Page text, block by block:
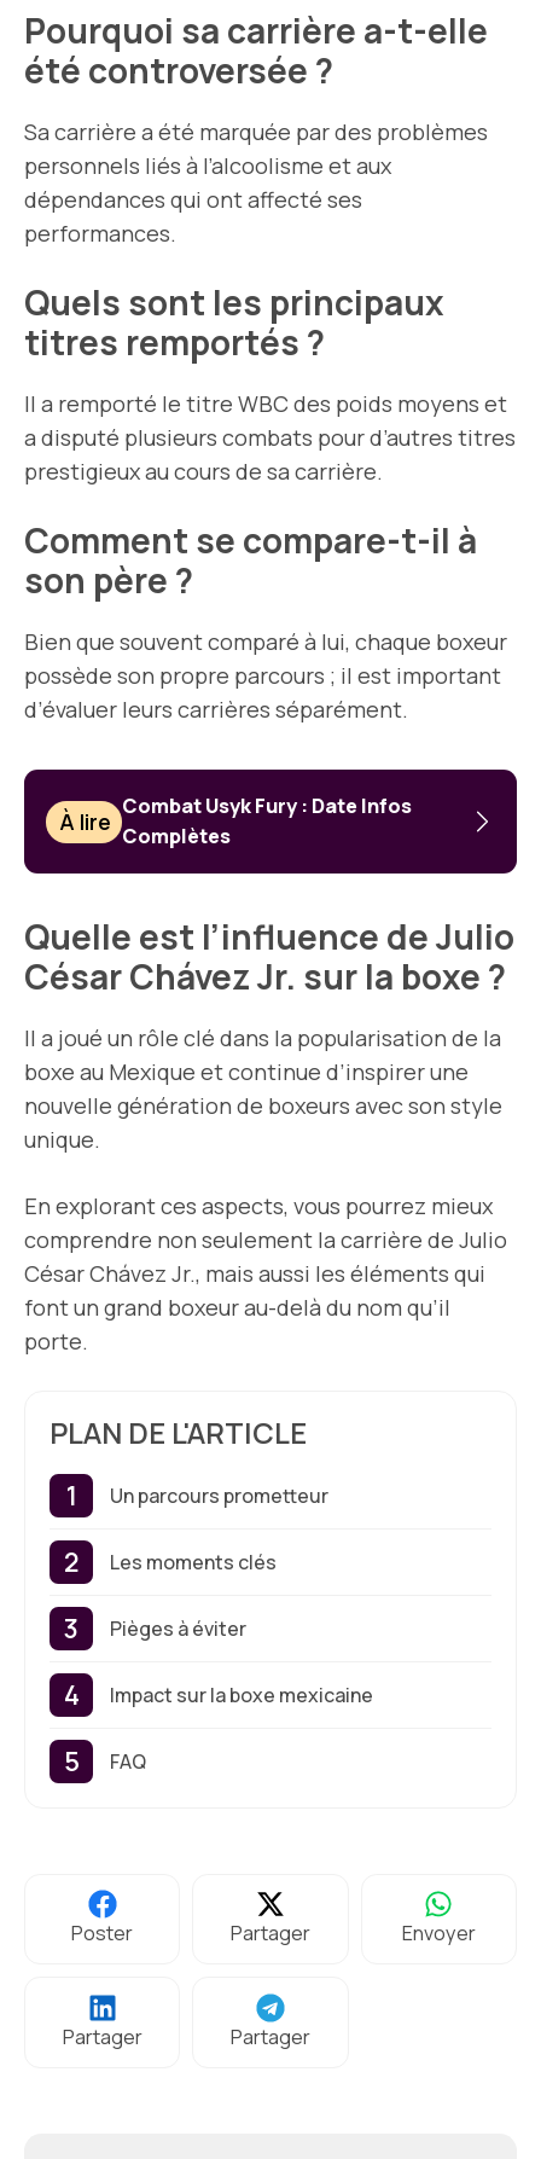
Pourquoi sa carrière a-t-elle
été controversée ?
Sa carrière a été marquée par des problèmes
personnels liés à l’alcoolisme et aux
dépendances qui ont affecté ses
performances.
Quels sont les principaux
titres remportés ?
Il a remporté le titre WBC des poids moyens et
a disputé plusieurs combats pour d’autres titres
prestigieux au cours de sa carrière.
Comment se compare-t-il à
son père ?
Bien que souvent comparé à lui, chaque boxeur
possède son propre parcours ; il est important
d’évaluer leurs carrières séparément.
À lire
Combat Usyk Fury : Date Infos
Complètes
Quelle est l’influence de Julio
César Chávez Jr. sur la boxe ?
Il a joué un rôle clé dans la popularisation de la
boxe au Mexique et continue d’inspirer une
nouvelle génération de boxeurs avec son style
unique.
En explorant ces aspects, vous pourrez mieux
comprendre non seulement la carrière de Julio
César Chávez Jr., mais aussi les éléments qui
font un grand boxeur au-delà du nom qu’il
porte.
PLAN DE L'ARTICLE
Un parcours prometteur
Les moments clés
Pièges à éviter
Impact sur la boxe mexicaine
FAQ
Poster Partager Envoyer
Partager Partager